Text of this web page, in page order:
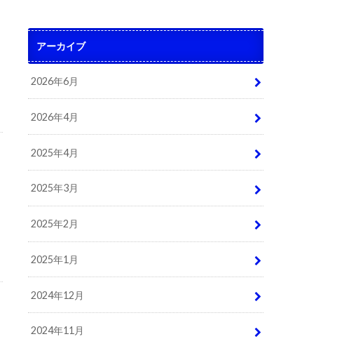
アーカイブ
2026年6月
2026年4月
2025年4月
2025年3月
2025年2月
2025年1月
2024年12月
2024年11月